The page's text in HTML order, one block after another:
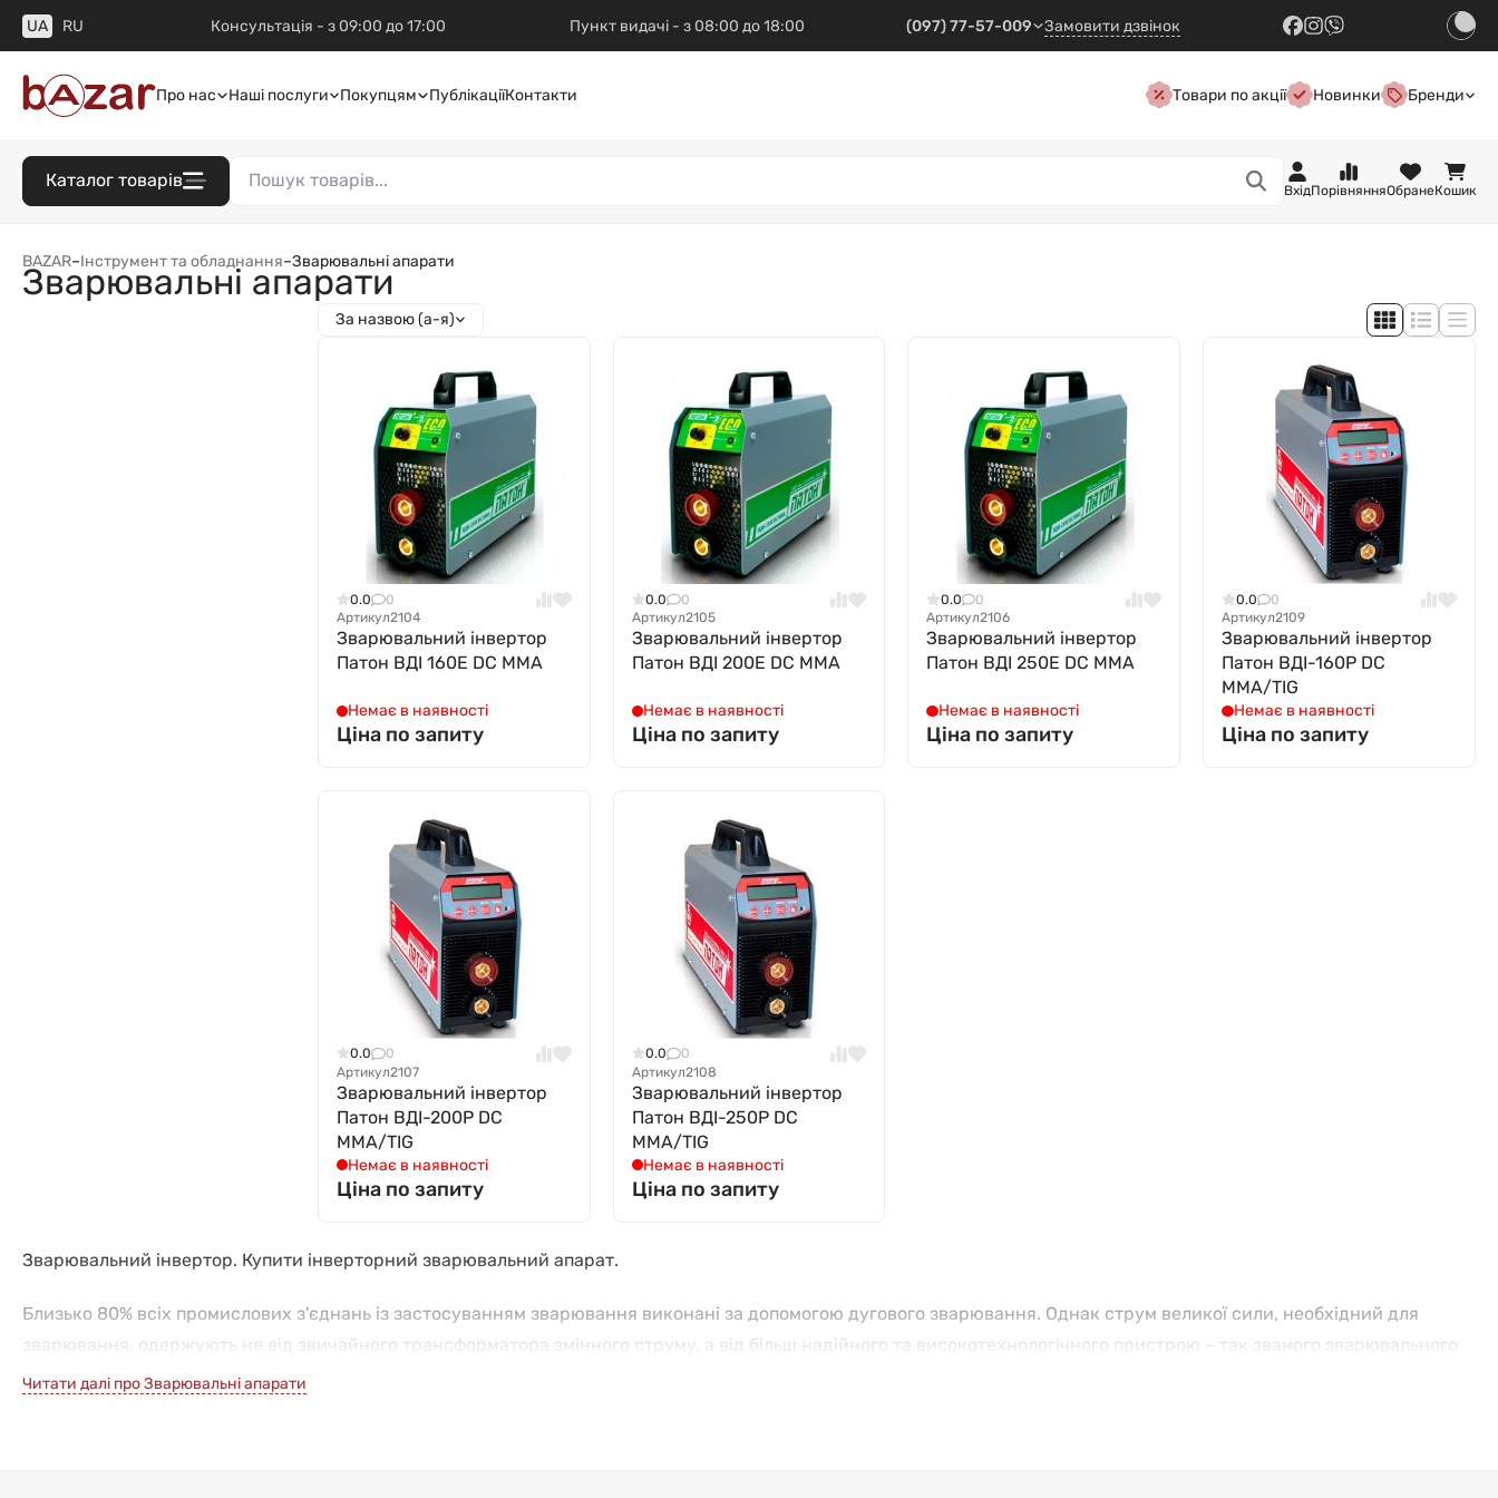
UA RU Консультація - з 09:00 до 17:00 Пункт видачі - з 08:00 до 18:00 (097) 77-57-009 Замовити дзвінок
Про нас Наші послуги Покупцям ПублікаціїКонтакти Товари по акції Новинки Бренди
Каталог товарів
ВхідПорівнянняОбранеКошик
BAZAR–Інструмент та обладнання–Зварювальні апарати
Зварювальні апарати
За назвою (а-я)
0.0
0
Артикул2104
Зварювальний інвертор
Патон ВДІ 160Е DC MMA
Немає в наявності
Ціна по запиту
0.0
0
Артикул2105
Зварювальний інвертор
Патон ВДІ 200Е DC MMA
Немає в наявності
Ціна по запиту
0.0
0
Артикул2106
Зварювальний інвертор
Патон ВДІ 250Е DC MMA
Немає в наявності
Ціна по запиту
0.0
0
Артикул2109
Зварювальний інвертор
Патон ВДІ-160P DC
MMA/TIG
Немає в наявності
Ціна по запиту
0.0
0
Артикул2107
Зварювальний інвертор
Патон ВДІ-200P DC
MMA/TIG
Немає в наявності
Ціна по запиту
0.0
0
Артикул2108
Зварювальний інвертор
Патон ВДІ-250P DC
MMA/TIG
Немає в наявності
Ціна по запиту
Зварювальний інвертор. Купити інверторний зварювальний апарат.
Близько 80% всіх промислових з'єднань із застосуванням зварювання виконані за допомогою дугового зварювання. Однак струм великої сили, необхідний для
зварювання, одержують не від звичайного трансформатора змінного струму, а від більш надійного та високотехнологічного пристрою – так званого зварювального
інвертора.
Читати далі про Зварювальні апарати